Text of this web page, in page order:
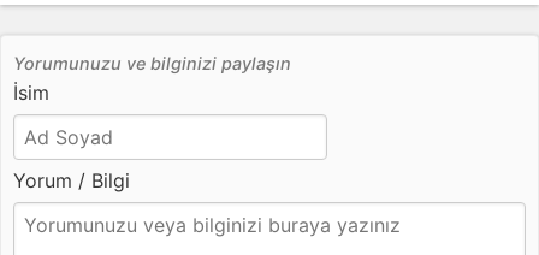
Yorumunuzu ve bilginizi paylaşın
İsim
Yorum / Bilgi